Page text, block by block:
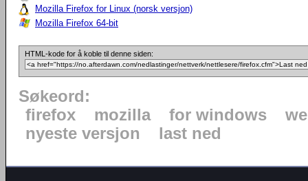
Mozilla Firefox for Linux (norsk versjon)
Mozilla Firefox 64-bit
HTML-kode for å koble til denne siden:
Søkeord:
firefox
mozilla for windows
nyeste versjon
last ned